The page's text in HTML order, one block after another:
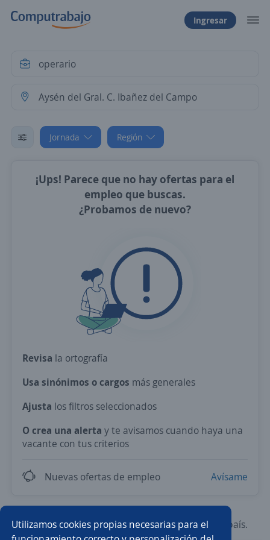
Utilizamos cookies propias necesarias para el
Ingresar
Jornada Región
¡Ups! Parece que no hay ofertas para el
empleo que buscas.
¿Probamos de nuevo?
Revisa la ortografía
Usa sinónimos o cargos más generales
Ajusta los filtros seleccionados
O crea una alerta y te avisamos cuando haya una
vacante con tus criterios
Nuevas ofertas de empleo Avísame
Prueba con los empleos más demandados del país.